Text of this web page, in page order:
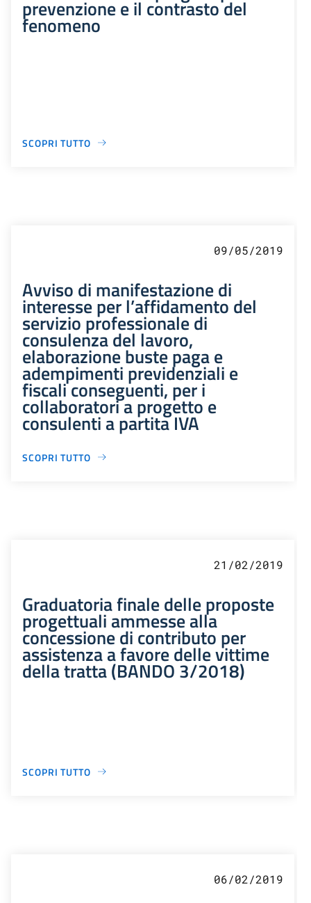
prevenzione e il contrasto del
fenomeno
SCOPRI TUTTO
09/05/2019
Avviso di manifestazione di
interesse per l’affidamento del
servizio professionale di
consulenza del lavoro,
elaborazione buste paga e
adempimenti previdenziali e
fiscali conseguenti, per i
collaboratori a progetto e
consulenti a partita IVA
SCOPRI TUTTO
21/02/2019
Graduatoria finale delle proposte
progettuali ammesse alla
concessione di contributo per
assistenza a favore delle vittime
della tratta (BANDO 3/2018)
SCOPRI TUTTO
06/02/2019